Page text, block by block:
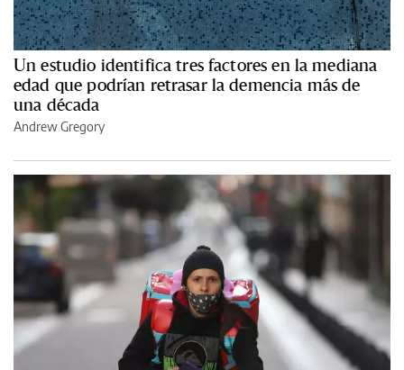
Un estudio identifica tres factores en la mediana
edad que podrían retrasar la demencia más de
una década
Andrew Gregory